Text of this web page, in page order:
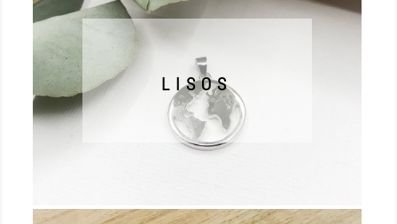
LISOS